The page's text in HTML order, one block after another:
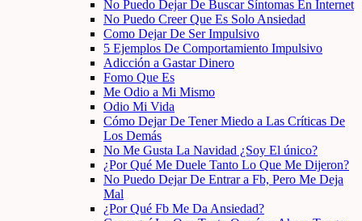
No Puedo Dejar De Buscar Síntomas En Internet
No Puedo Creer Que Es Solo Ansiedad
Como Dejar De Ser Impulsivo
5 Ejemplos De Comportamiento Impulsivo
Adicción a Gastar Dinero
Fomo Que Es
Me Odio a Mi Mismo
Odio Mi Vida
Cómo Dejar De Tener Miedo a Las Críticas De
Los Demás
No Me Gusta La Navidad ¿Soy El único?
¿Por Qué Me Duele Tanto Lo Que Me Dijeron?
No Puedo Dejar De Entrar a Fb, Pero Me Deja
Mal
¿Por Qué Fb Me Da Ansiedad?